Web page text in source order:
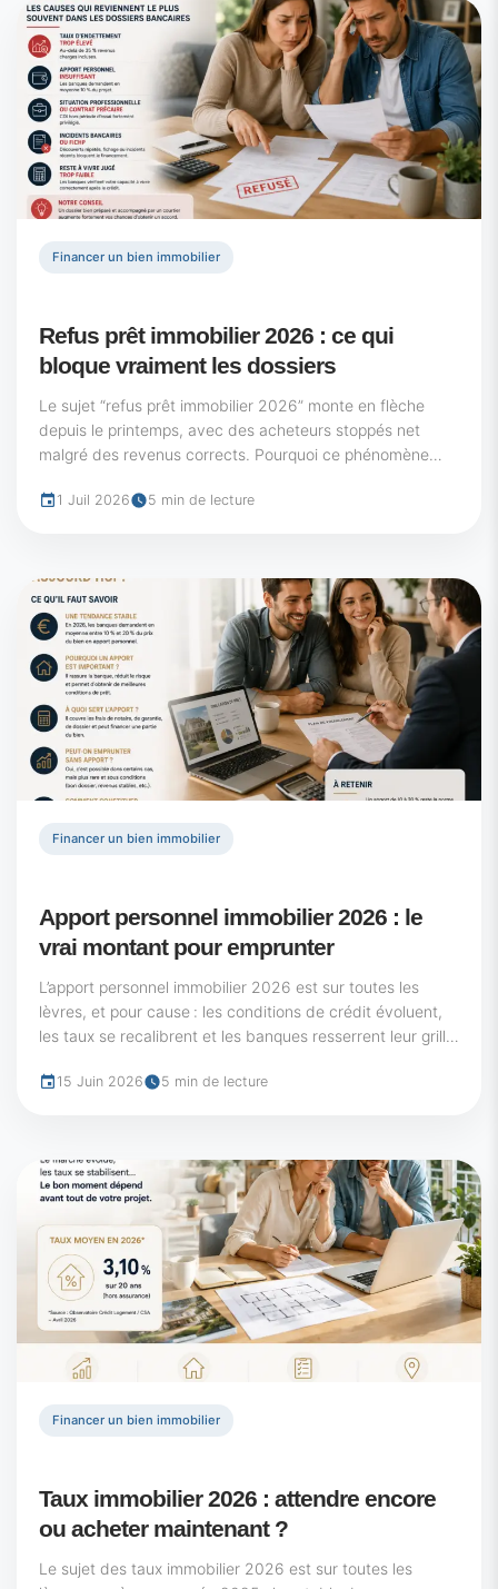
Financer un bien immobilier
Refus prêt immobilier 2026 : ce qui
bloque vraiment les dossiers
Le sujet “refus prêt immobilier 2026” monte en flèche
depuis le printemps, avec des acheteurs stoppés net
malgré des revenus corrects. Pourquoi ce phénomène
1 Juil 2026 5 min de lecture
Financer un bien immobilier
Apport personnel immobilier 2026 : le
vrai montant pour emprunter
L’apport personnel immobilier 2026 est sur toutes les
lèvres, et pour cause : les conditions de crédit évoluent,
les taux se recalibrent et les banques resserrent leur grille
15 Juin 2026 5 min de lecture
Financer un bien immobilier
Taux immobilier 2026 : attendre encore
ou acheter maintenant ?
Le sujet des taux immobilier 2026 est sur toutes les